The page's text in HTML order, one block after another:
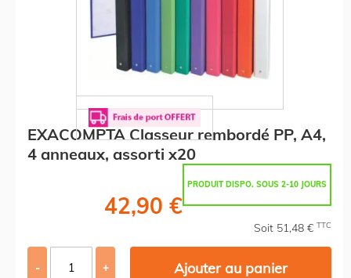
EXACOMPTA Classeur rembordé PP, A4,
4 anneaux, assorti x20
PRODUIT DISPO. SOUS 2-10 JOURS
42,90 €
Soit 51,48 € TTC
- + Ajouter au panier